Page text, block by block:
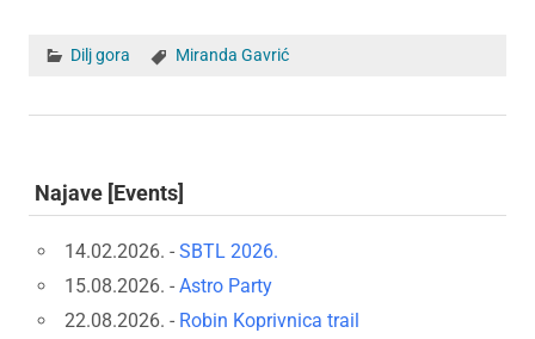
Dilj gora Miranda Gavrić
Najave [Events]
14.02.2026. - SBTL 2026.
15.08.2026. - Astro Party
22.08.2026. - Robin Koprivnica trail